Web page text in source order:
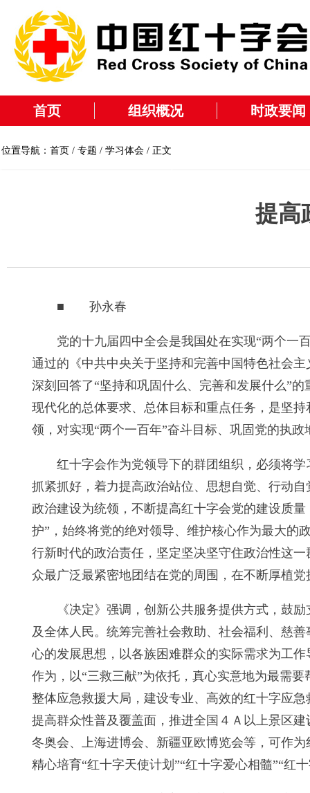
首页 组织概况 时政要闻
位置导航： 首页 / 专题 / 学习体会 / 正文
提高
■ 孙永春
党的十九届四中全会是我国处在实现“两个一
通过的《中共中央关于坚持和完善中国特色社会
深刻回答了“坚持和巩固什么、完善和发展什么”
现代化的总体要求、总体目标和重点任务，是坚
领，对实现“两个一百年”奋斗目标、巩固党的执
红十字会作为党领导下的群团组织，必须将
抓紧抓好，着力提高政治站位、思想自觉、行动
政治建设为统领，不断提高红十字会党的建设质
护”，始终将党的绝对领导、维护核心作为最大的
行新时代的政治责任，坚定坚决坚守住政治性这
众最广泛最紧密地团结在党的周围，在不断厚植
《决定》强调，创新公共服务提供方式，鼓
及全体人民。统筹完善社会救助、社会福利、慈
心的发展思想，以各族困难群众的实际需求为工
作为，以“三救三献”为依托，真心实意地为最需
整体应急救援大局，建设专业、高效的红十字应
提高群众性普及覆盖面，推进全国４Ａ以上景区
冬奥会、上海进博会、新疆亚欧博览会等，可作
精心培育“红十字天使计划”“红十字爱心相髓”“红